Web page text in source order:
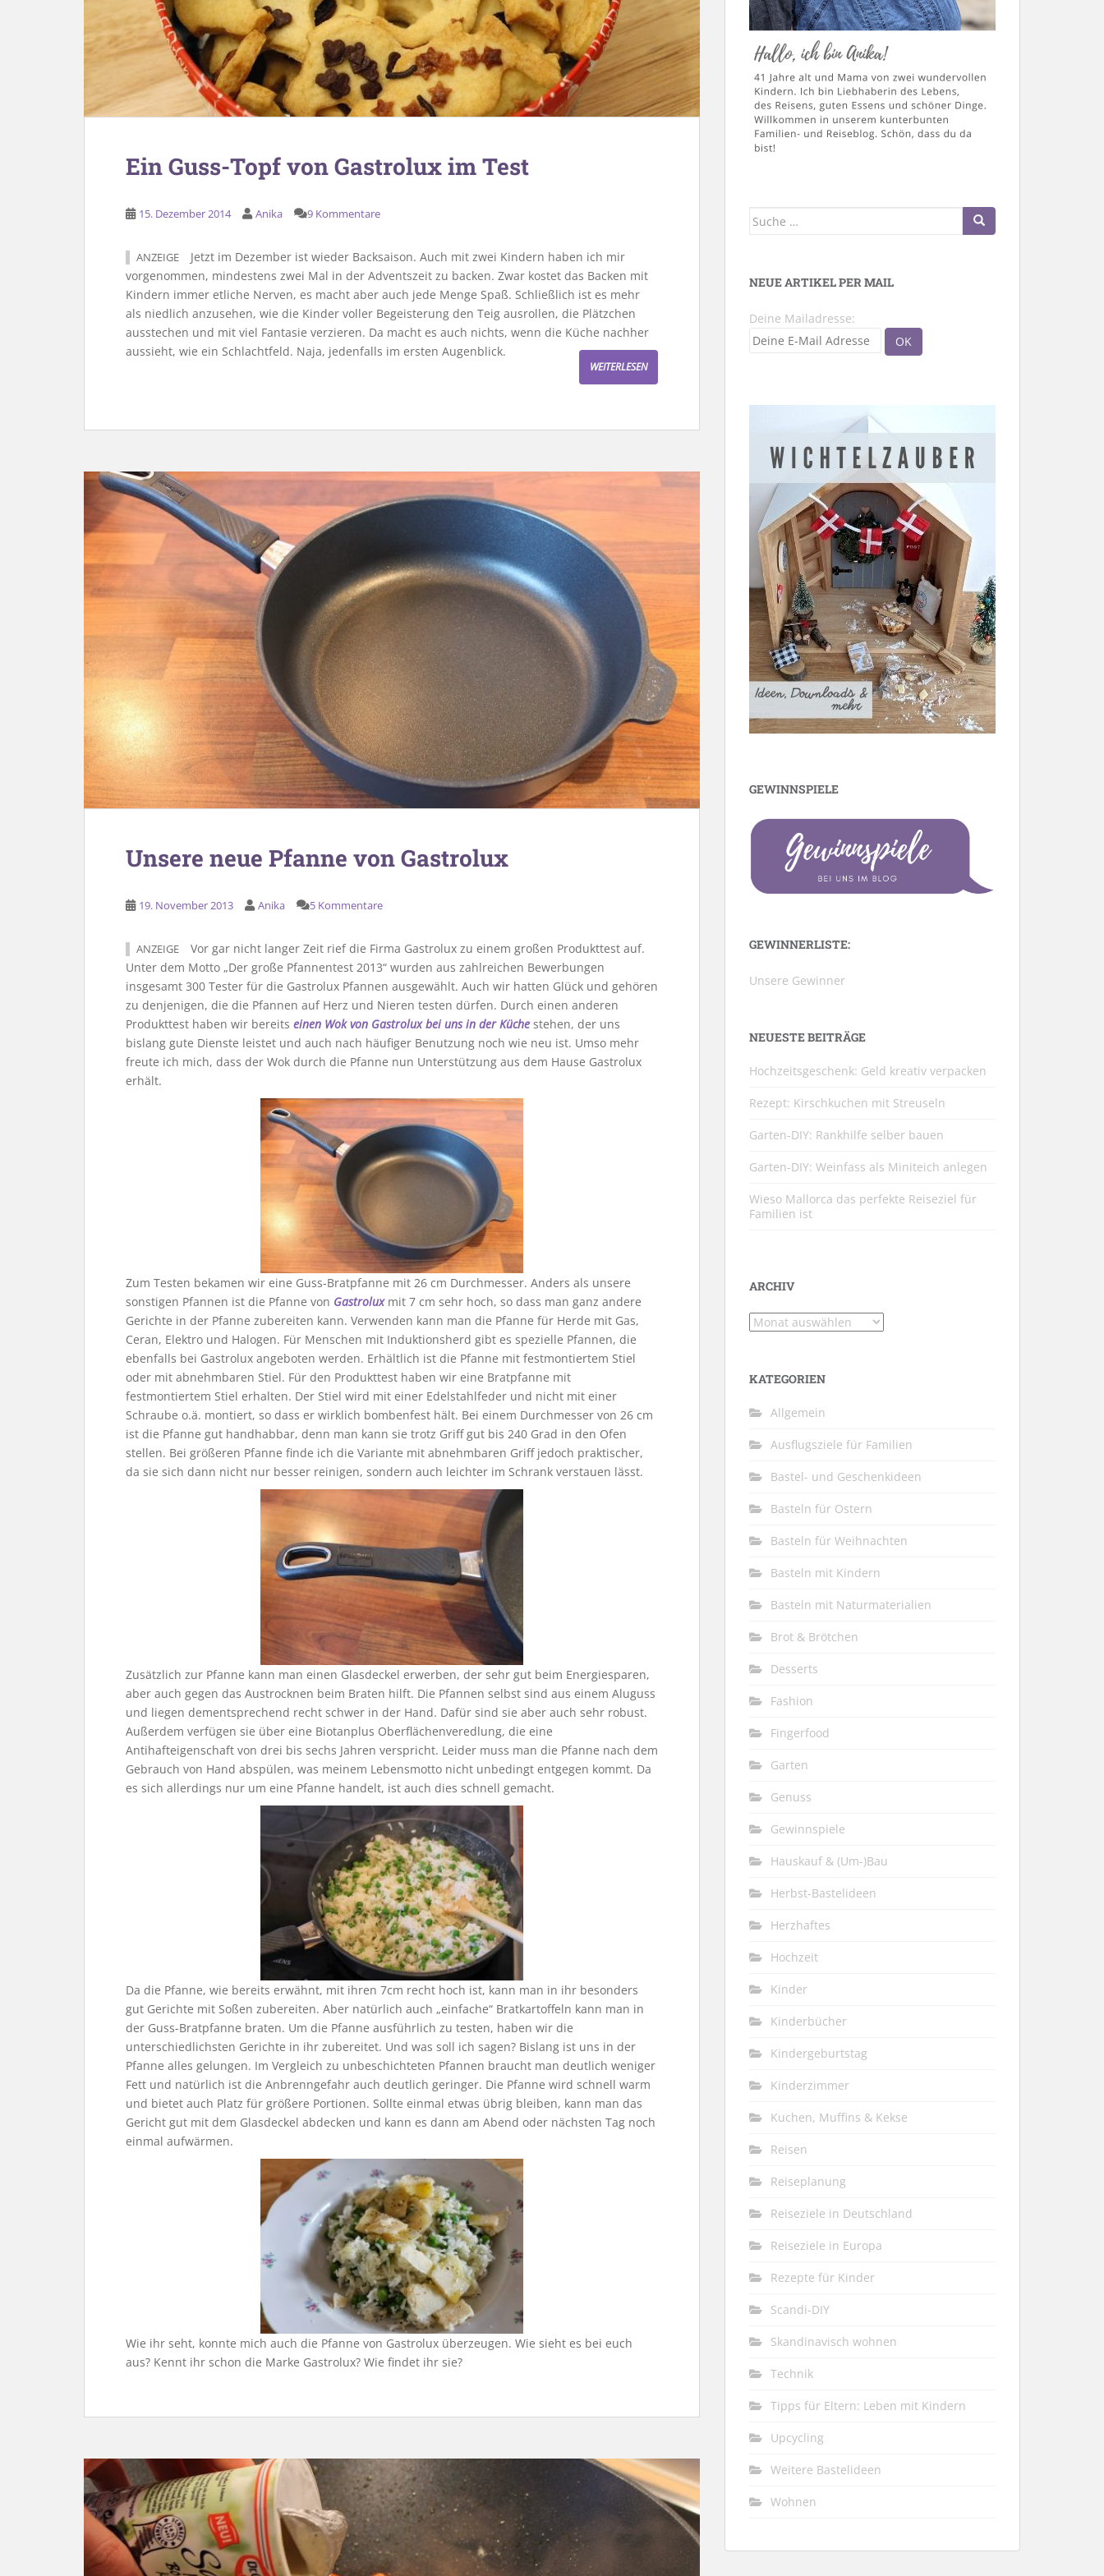
Ein Guss-Topf von Gastrolux im Test
15. Dezember 2014 Anika 9 Kommentare
ANZEIGE
Jetzt im Dezember ist wieder Backsaison. Auch mit zwei Kindern haben ich mir
vorgenommen, mindestens zwei Mal in der Adventszeit zu backen. Zwar kostet das Backen mit
Kindern immer etliche Nerven, es macht aber auch jede Menge Spaß. Schließlich ist es mehr
als niedlich anzusehen, wie die Kinder voller Begeisterung den Teig ausrollen, die Plätzchen
ausstechen und mit viel Fantasie verzieren. Da macht es auch nichts, wenn die Küche nachher
aussieht, wie ein Schlachtfeld. Naja, jedenfalls im ersten Augenblick.
WEITERLESEN
Unsere neue Pfanne von Gastrolux
19. November 2013 Anika 5 Kommentare
ANZEIGE
Vor gar nicht langer Zeit rief die Firma Gastrolux zu einem großen Produkttest auf.
Unter dem Motto „Der große Pfannentest 2013“ wurden aus zahlreichen Bewerbungen
insgesamt 300 Tester für die Gastrolux Pfannen ausgewählt. Auch wir hatten Glück und gehören
zu denjenigen, die die Pfannen auf Herz und Nieren testen dürfen. Durch einen anderen
Produkttest haben wir bereits einen Wok von Gastrolux bei uns in der Küche stehen, der uns
bislang gute Dienste leistet und auch nach häufiger Benutzung noch wie neu ist. Umso mehr
freute ich mich, dass der Wok durch die Pfanne nun Unterstützung aus dem Hause Gastrolux
erhält.
Zum Testen bekamen wir eine Guss-Bratpfanne mit 26 cm Durchmesser. Anders als unsere
sonstigen Pfannen ist die Pfanne von Gastroluxmit 7 cm sehr hoch, so dass man ganz andere
Gerichte in der Pfanne zubereiten kann. Verwenden kann man die Pfanne für Herde mit Gas,
Ceran, Elektro und Halogen. Für Menschen mit Induktionsherd gibt es spezielle Pfannen, die
ebenfalls bei Gastrolux angeboten werden. Erhältlich ist die Pfanne mit festmontiertem Stiel
oder mit abnehmbaren Stiel. Für den Produkttest haben wir eine Bratpfanne mit
festmontiertem Stiel erhalten. Der Stiel wird mit einer Edelstahlfeder und nicht mit einer
Schraube o.ä. montiert, so dass er wirklich bombenfest hält. Bei einem Durchmesser von 26 cm
ist die Pfanne gut handhabbar, denn man kann sie trotz Griff gut bis 240 Grad in den Ofen
stellen. Bei größeren Pfanne finde ich die Variante mit abnehmbaren Griff jedoch praktischer,
da sie sich dann nicht nur besser reinigen, sondern auch leichter im Schrank verstauen lässt.
Zusätzlich zur Pfanne kann man einen Glasdeckel erwerben, der sehr gut beim Energiesparen,
aber auch gegen das Austrocknen beim Braten hilft. Die Pfannen selbst sind aus einem Aluguss
und liegen dementsprechend recht schwer in der Hand. Dafür sind sie aber auch sehr robust.
Außerdem verfügen sie über eine Biotanplus Oberflächenveredlung, die eine
Antihafteigenschaft von drei bis sechs Jahren verspricht. Leider muss man die Pfanne nach dem
Gebrauch von Hand abspülen, was meinem Lebensmotto nicht unbedingt entgegen kommt. Da
es sich allerdings nur um eine Pfanne handelt, ist auch dies schnell gemacht.
Da die Pfanne, wie bereits erwähnt, mit ihren 7cm recht hoch ist, kann man in ihr besonders
gut Gerichte mit Soßen zubereiten. Aber natürlich auch „einfache“ Bratkartoffeln kann man in
der Guss-Bratpfanne braten. Um die Pfanne ausführlich zu testen, haben wir die
unterschiedlichsten Gerichte in ihr zubereitet. Und was soll ich sagen? Bislang ist uns in der
Pfanne alles gelungen. Im Vergleich zu unbeschichteten Pfannen braucht man deutlich weniger
Fett und natürlich ist die Anbrenngefahr auch deutlich geringer. Die Pfanne wird schnell warm
und bietet auch Platz für größere Portionen. Sollte einmal etwas übrig bleiben, kann man das
Gericht gut mit dem Glasdeckel abdecken und kann es dann am Abend oder nächsten Tag noch
einmal aufwärmen.
Wie ihr seht, konnte mich auch die Pfanne von Gastrolux überzeugen. Wie sieht es bei euch
aus? Kennt ihr schon die Marke Gastrolux? Wie findet ihr sie?
Suche
NEUE ARTIKEL PER MAIL
Deine Mailadresse:
GEWINNSPIELE
GEWINNERLISTE:
Unsere Gewinner
NEUESTE BEITRÄGE
Hochzeitsgeschenk: Geld kreativ verpacken
Rezept: Kirschkuchen mit Streuseln
Garten-DIY: Rankhilfe selber bauen
Garten-DIY: Weinfass als Miniteich anlegen
Wieso Mallorca das perfekte Reiseziel für
Familien ist
ARCHIV
Archiv
KATEGORIEN
Allgemein
Ausflugsziele für Familien
Bastel- und Geschenkideen
Basteln für Ostern
Basteln für Weihnachten
Basteln mit Kindern
Basteln mit Naturmaterialien
Brot & Brötchen
Desserts
Fashion
Fingerfood
Garten
Genuss
Gewinnspiele
Hauskauf & (Um-)Bau
Herbst-Bastelideen
Herzhaftes
Hochzeit
Kinder
Kinderbücher
Kindergeburtstag
Kinderzimmer
Kuchen, Muffins & Kekse
Reisen
Reiseplanung
Reiseziele in Deutschland
Reiseziele in Europa
Rezepte für Kinder
Scandi-DIY
Skandinavisch wohnen
Technik
Tipps für Eltern: Leben mit Kindern
Upcycling
Weitere Bastelideen
Wohnen